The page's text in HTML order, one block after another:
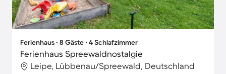
Ferienhaus ∙ 8 Gäste ∙ 4 Schlafzimmer
Ferienhaus Spreewaldnostalgie
Leipe, Lübbenau/Spreewald, Deutschland